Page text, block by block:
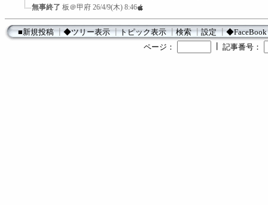
無事終了 板＠甲府 26/4/9(木) 8:46
■新規投稿┃◆ツリー表示┃トピック表示┃検索┃設定┃◆FaceBook
ページ：
記事番号：